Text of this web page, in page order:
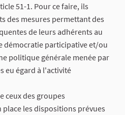
51-1. Pour ce faire, ils
des mesures permettant des
de leurs adhérents au
démocratie participative et/ou
politique générale menée par
eu égard à l'activité
ceux des groupes
les dispositions prévues